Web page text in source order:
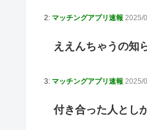
2: マッチングアプリ速報 2025/
ええんちゃうの知
3: マッチングアプリ速報 2025/
付き合った人とし